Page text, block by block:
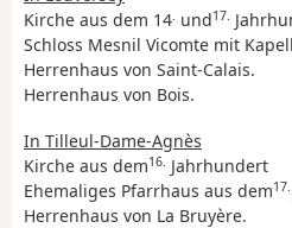
Kirche aus dem 14. und17.
Schloss Mesnil Vicomte mit
Herrenhaus von Saint-Calais.
Herrenhaus von Bois.
In Tilleul-Dame-Agnès
Kirche aus dem16. Jahrhundert
Ehemaliges Pfarrhaus aus dem17.
Herrenhaus von La Bruyère.